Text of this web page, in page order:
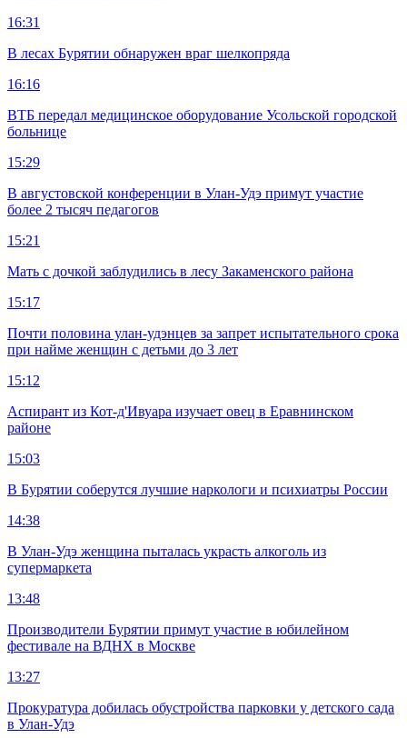
16:31
В лесах Бурятии обнаружен враг шелкопряда
16:16
ВТБ передал медицинское оборудование Усольской городской
больнице
15:29
В августовской конференции в Улан-Удэ примут участие
более 2 тысяч педагогов
15:21
Мать с дочкой заблудились в лесу Закаменского района
15:17
Почти половина улан-удэнцев за запрет испытательного срока
при найме женщин с детьми до 3 лет
15:12
Аспирант из Кот-д'Ивуара изучает овец в Еравнинском
районе
15:03
В Бурятии соберутся лучшие наркологи и психиатры России
14:38
В Улан-Удэ женщина пыталась украсть алкоголь из
супермаркета
13:48
Производители Бурятии примут участие в юбилейном
фестивале на ВДНХ в Москве
13:27
Прокуратура добилась обустройства парковки у детского сада
в Улан-Удэ